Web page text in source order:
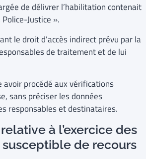
de délivrer l’habilitation contenait
Justice ».
le droit d’accès indirect prévu par la
de traitement et de lui
avoir procédé aux vérifications
sans préciser les données
responsables et destinataires.
à l’exercice des
de recours